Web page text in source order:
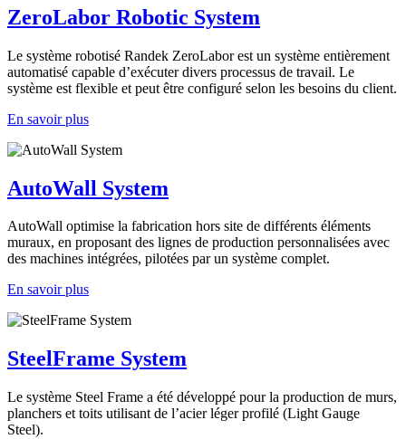
ZeroLabor Robotic System
Le système robotisé Randek ZeroLabor est un système entièrement
automatisé capable d’exécuter divers processus de travail. Le
système est flexible et peut être configuré selon les besoins du client.
En savoir plus
AutoWall System
AutoWall optimise la fabrication hors site de différents éléments
muraux, en proposant des lignes de production personnalisées avec
des machines intégrées, pilotées par un système complet.
En savoir plus
SteelFrame System
Le système Steel Frame a été développé pour la production de murs,
planchers et toits utilisant de l’acier léger profilé (Light Gauge
Steel).